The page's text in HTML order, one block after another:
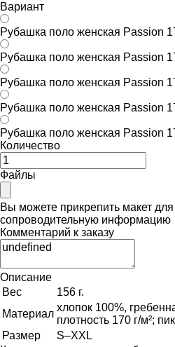
Вариант
Рубашка поло женская Passion
Рубашка поло женская Passion
Рубашка поло женская Passion
Рубашка поло женская Passion
Рубашка поло женская Passion
Количество
Файлы
Вы можете прикрепить макет
сопроводительную информацию
Комментарий к заказу
Описание
Вес
156 г.
Материал
хлопок 100%,
плотность 170 г/м²;
Размер
S–XXL